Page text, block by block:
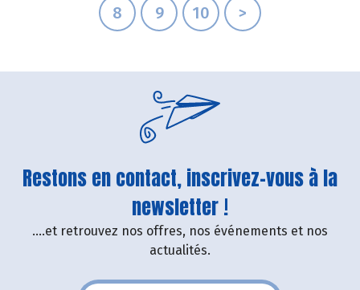
8
9 10 >
Restons en contact, inscrivez-vous à la
newsletter !
....et retrouvez nos offres, nos événements et nos
actualités.